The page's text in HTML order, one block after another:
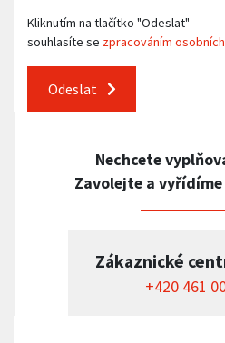
Kliknutím na tlačítko "Odeslat"
souhlasíte se zpracováním
Odeslat
Nechcete
Zavolejte a
Zákaznické
+420 461